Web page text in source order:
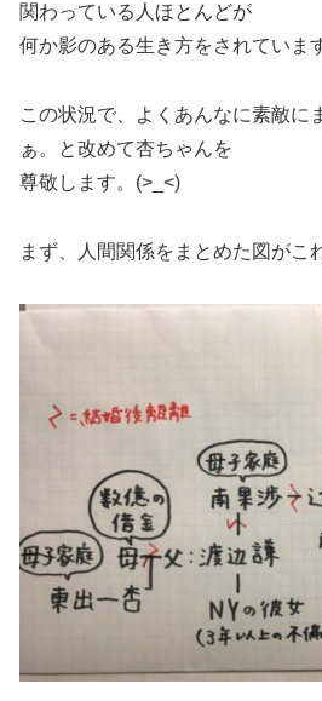
関わっている人ほとんどが
何か影のある生き方をされていま
この状況で、よくあんなに素敵に
ぁ。と改めて杏ちゃんを
尊敬します。(>_<)
まず、人間関係をまとめた図がこ